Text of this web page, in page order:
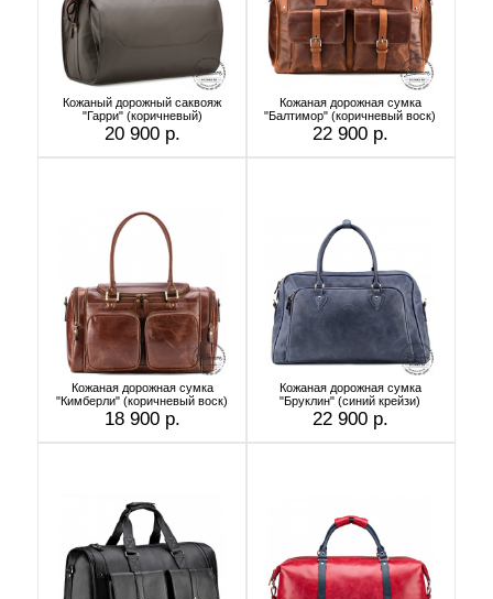
Кожаный дорожный саквояж
"Гарри" (коричневый)
20 900 р.
Кожаная дорожная сумка
"Балтимор" (коричневый воск)
22 900 р.
Кожаная дорожная сумка
"Кимберли" (коричневый воск)
18 900 р.
Кожаная дорожная сумка
"Бруклин" (синий крейзи)
22 900 р.